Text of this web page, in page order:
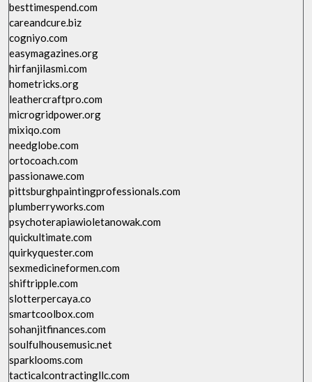
besttimespend.com
careandcure.biz
cogniyo.com
easymagazines.org
hirfanjilasmi.com
hometricks.org
leathercraftpro.com
microgridpower.org
mixiqo.com
needglobe.com
ortocoach.com
passionawe.com
pittsburghpaintingprofessionals.com
plumberryworks.com
psychoterapiawioletanowak.com
quickultimate.com
quirkyquester.com
sexmedicineformen.com
shiftripple.com
slotterpercaya.co
smartcoolbox.com
sohanjitfinances.com
soulfulhousemusic.net
sparklooms.com
tacticalcontractingllc.com